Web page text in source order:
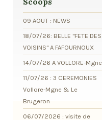
09 AOUT : NEWS
18/07/26: BELLE "FETE DES
VOISINS" A FAFOURNOUX
14/07/26 A VOLLORE-Mgne
11/07/26 : 3 CEREMONIES
Vollore-Mgne & Le
Brugeron
06/07/2026 : visite de